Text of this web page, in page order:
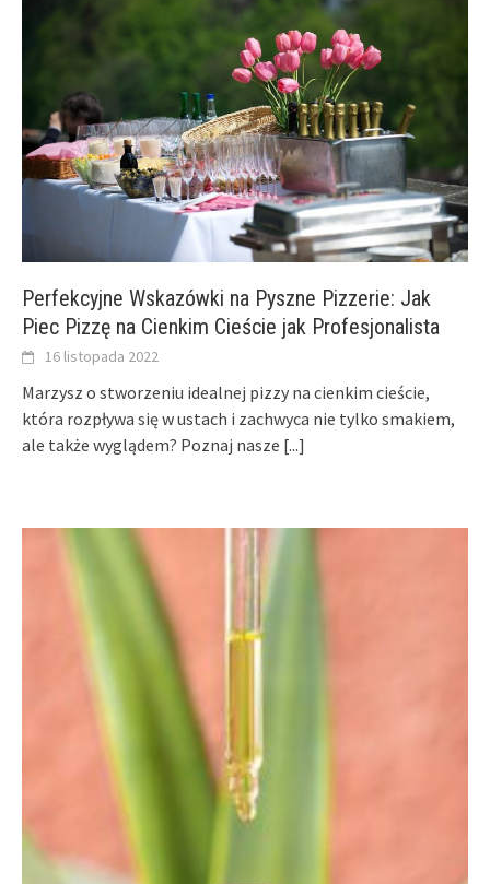
Perfekcyjne Wskazówki na Pyszne Pizzerie: Jak
Piec Pizzę na Cienkim Cieście jak Profesjonalista
16 listopada 2022
Marzysz o stworzeniu idealnej pizzy na cienkim cieście,
która rozpływa się w ustach i zachwyca nie tylko smakiem,
ale także wyglądem? Poznaj nasze [...]